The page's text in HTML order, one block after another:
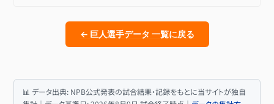
← 巨人選手データ 一覧に戻る
📊 データ出典: NPB公式発表の試合結果・記録をもとに当サイトが独自